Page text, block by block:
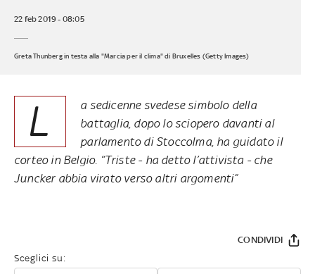
22 feb 2019 - 08:05
Greta Thunberg in testa alla "Marcia per il clima" di Bruxelles (Getty Images)
L
a sedicenne svedese simbolo della
battaglia, dopo lo sciopero davanti al
parlamento di Stoccolma, ha guidato il
corteo in Belgio. “Triste - ha detto l’attivista - che
Juncker abbia virato verso altri argomenti”
Sceglici su:
CONDIVIDI